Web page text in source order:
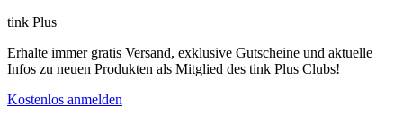
tink Plus
Erhalte immer gratis Versand, exklusive Gutscheine und aktuelle
Infos zu neuen Produkten als Mitglied des tink Plus Clubs!
Kostenlos anmelden